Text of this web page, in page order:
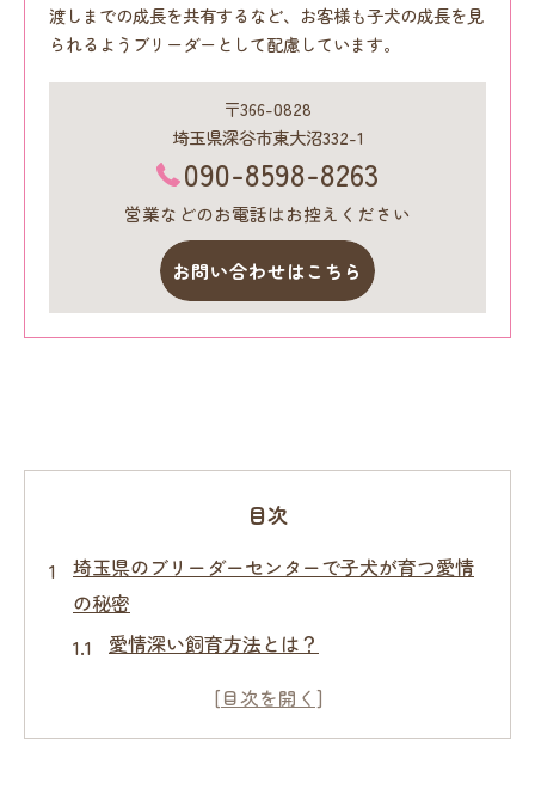
渡しまでの成長を共有するなど、お客様も子犬の成長を見
られるようブリーダーとして配慮しています。
〒366-0828
埼玉県深谷市東大沼332-1
090-8598-8263
営業などのお電話はお控えください
お問い合わせはこちら
目次
埼玉県のブリーダーセンターで子犬が育つ愛情
の秘密
愛情深い飼育方法とは？
人懐っこい性格を育む環境づくり